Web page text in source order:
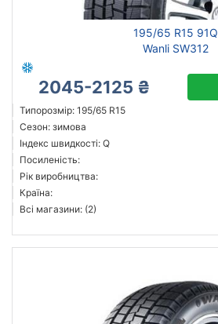
195/65 R15 91Q
Wanli SW312
2045-2125 ₴
Типорозмір: 195/65 R15
Сезон: зимова
Індекс швидкості: Q
Посиленість:
Рік виробництва:
Країна:
Всі магазини: (2)